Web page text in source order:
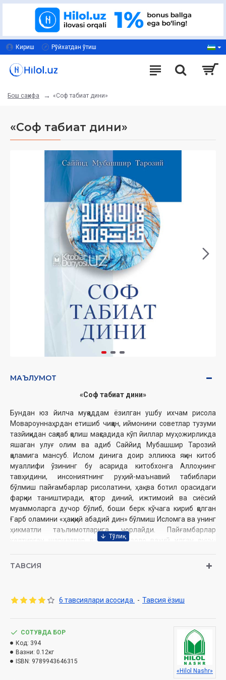
Кириш Рўйхатдан ўтиш
Бош саҳифа «Соф табиат дини»
«Соф табиат дини»
МАЪЛУМОТ
«Соф табиат дини»
Бундан юз йилча муқаддам ёзилган ушбу ихчам рисола
Мовароуннаҳрдан етишиб чиққан, иймонини советлар тузуми
тазйиқидан сақлаб қолиш мақсадида кўп йиллар муҳожирликда
яшаган улуғ олим ва адиб Саййид Мубашшир Тарозий
қаламига мансуб. Ислом динига доир элликка яқин китоб
муаллифи ўзининг бу асарида китобхонга Аллоҳнинг
тавҳидини, инсониятнинг руҳий-маънавий табиблари
бўлмиш пайғамбарлар рисолатини, ҳақ ва ботил орасидаги
фарқни таништиради, қатор диний, ижтимоий ва сиёсий
муаммоларга дучор бўлиб, боши берк кўчага кириб қолган
Ғарб оламини «ҳақиқий абадий дин» бўлмиш Исломга ва унинг
ҳикматли таълимотларига чорлайди. Пайғамбарлар
келтирган шариатлар ва Аллоҳ таоло ваҳий қилган қонун-
мумкин эмаслигини ишончли далил-ҳужжатлар ёрдамида
Муаллиф:Саййид Мубашшир Тарозий
Сана:2025 (2012, 2019, 2021, 2022, 2023, 2024, 2025)
Ҳажми:128 бет
ISBN:978-9910-556-01-2
Ўлчами:84×108 1/32
ТАВСИЯ
6 тавсиялари асосида. - Тавсия ёзиш
СОТУВДА БОР
Код: 394
Вазни: 0.12кг
ISBN: 9789943646315
«Hilol Nashr»